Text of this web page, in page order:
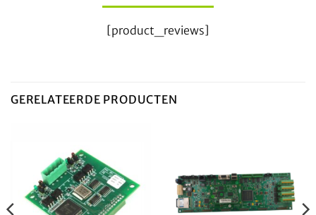
[product_reviews]
GERELATEERDE PRODUCTEN